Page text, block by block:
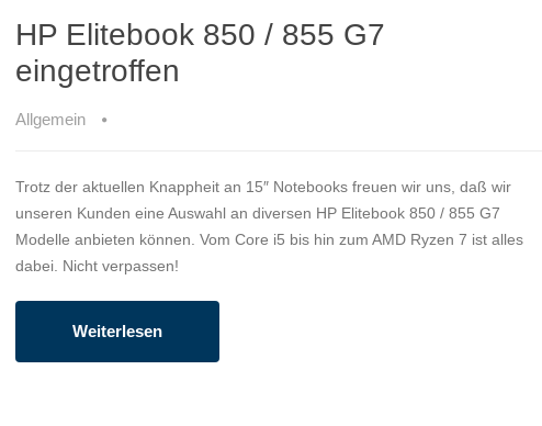
HP Elitebook 850 / 855 G7
eingetroffen
Allgemein
Trotz der aktuellen Knappheit an 15″ Notebooks freuen wir uns, daß wir
unseren Kunden eine Auswahl an diversen HP Elitebook 850 / 855 G7
Modelle anbieten können. Vom Core i5 bis hin zum AMD Ryzen 7 ist alles
dabei. Nicht verpassen!
Weiterlesen